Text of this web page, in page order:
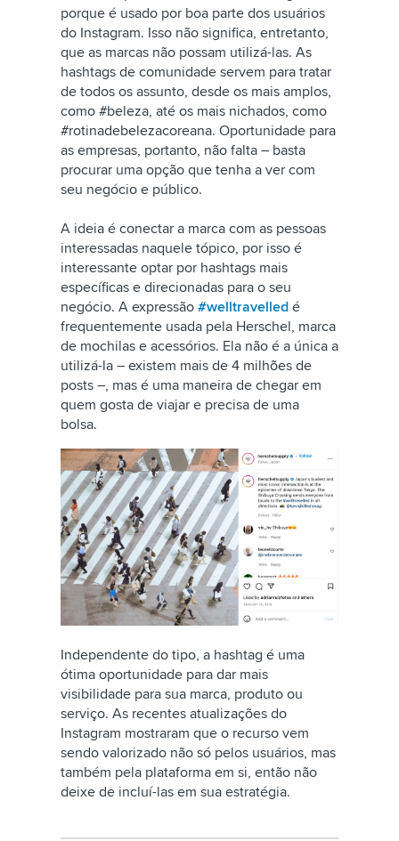
porque é usado por boa parte dos usuários
do Instagram. Isso não significa, entretanto,
que as marcas não possam utilizá-las. As
hashtags de comunidade servem para tratar
de todos os assunto, desde os mais amplos,
como #beleza, até os mais nichados, como
#rotinadebelezacoreana. Oportunidade para
as empresas, portanto, não falta – basta
procurar uma opção que tenha a ver com
seu negócio e público.
A ideia é conectar a marca com as pessoas
interessadas naquele tópico, por isso é
interessante optar por hashtags mais
específicas e direcionadas para o seu
negócio. A expressão #welltravelled é
frequentemente usada pela Herschel, marca
de mochilas e acessórios. Ela não é a única a
utilizá-la – existem mais de 4 milhões de
posts –, mas é uma maneira de chegar em
quem gosta de viajar e precisa de uma
bolsa.
Independente do tipo, a hashtag é uma
ótima oportunidade para dar mais
visibilidade para sua marca, produto ou
serviço. As recentes atualizações do
Instagram mostraram que o recurso vem
sendo valorizado não só pelos usuários, mas
também pela plataforma em si, então não
deixe de incluí-las em sua estratégia.